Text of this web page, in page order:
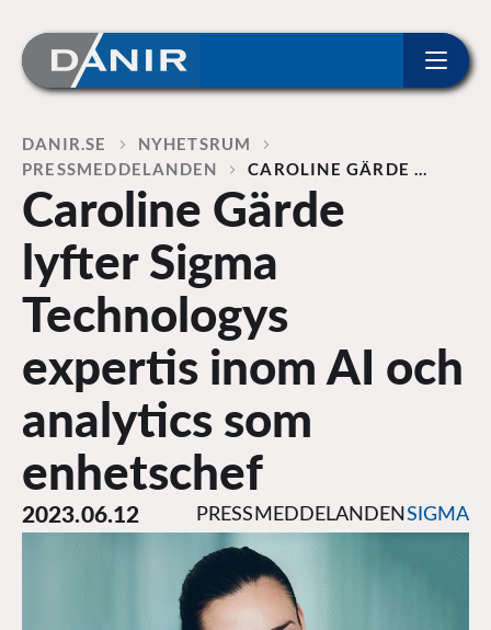
Home
DANIR
NYHETSRUM
PRESSMEDDELANDEN
CAROLINE GÄRDE …
Caroline Gärde
lyfter Sigma
Technologys
expertis inom AI och
analytics som
enhetschef
2023.06.12 PRESSMEDDELANDEN SIGMA